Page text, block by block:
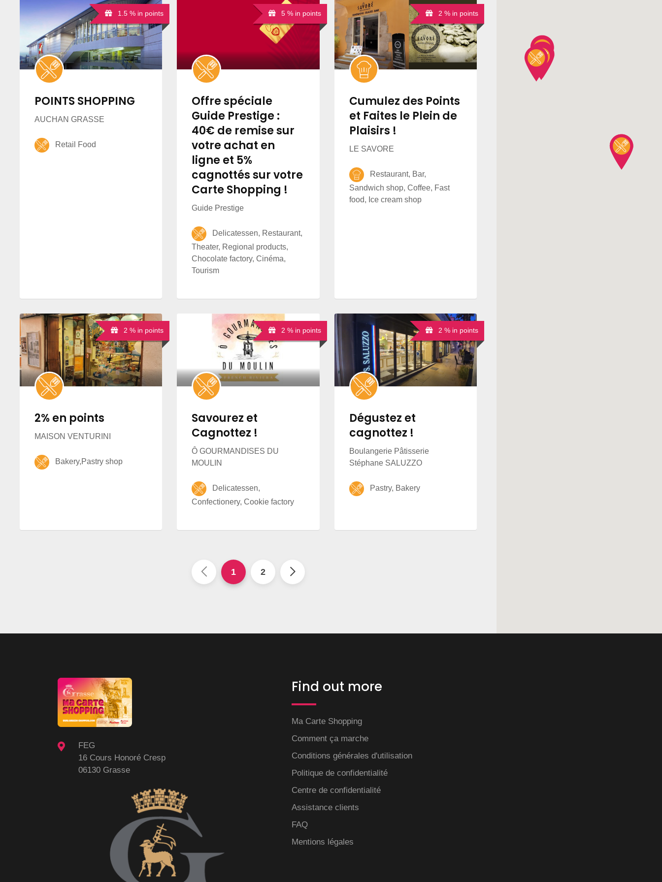
1.5 % in points
POINTS SHOPPING
AUCHAN GRASSE
Retail Food
5 % in points
Offre spéciale
Guide Prestige :
40€ de remise sur
votre achat en
ligne et 5%
cagnottés sur votre
Carte Shopping !
Guide Prestige
Delicatessen, Restaurant,
Theater, Regional products,
Chocolate factory, Cinéma,
Tourism
2 % in points
Cumulez des Points
et Faites le Plein de
Plaisirs !
LE SAVORE
Restaurant, Bar,
Sandwich shop, Coffee, Fast
food, Ice cream shop
2 % in points
2% en points
MAISON VENTURINI
Bakery,Pastry shop
2 % in points
Savourez et
Cagnottez !
Ô GOURMANDISES DU
MOULIN
Delicatessen,
Confectionery, Cookie factory
2 % in points
Dégustez et
cagnottez !
Boulangerie Pâtisserie
Stéphane SALUZZO
Pastry, Bakery
1 2
FEG
16 Cours Honoré Cresp
06130 Grasse
Find out more
Ma Carte Shopping
Comment ça marche
Conditions générales d'utilisation
Politique de confidentialité
Centre de confidentialité
Assistance clients
FAQ
Mentions légales